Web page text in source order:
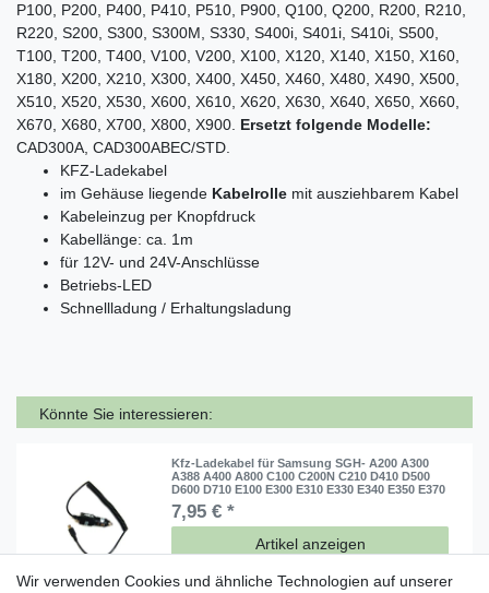
P100, P200, P400, P410, P510, P900, Q100, Q200, R200, R210,
R220, S200, S300, S300M, S330, S400i, S401i, S410i, S500,
T100, T200, T400, V100, V200, X100, X120, X140, X150, X160,
X180, X200, X210, X300, X400, X450, X460, X480, X490, X500,
X510, X520, X530, X600, X610, X620, X630, X640, X650, X660,
X670, X680, X700, X800, X900. Ersetzt folgende Modelle:
CAD300A, CAD300ABEC/STD.
KFZ-Ladekabel
im Gehäuse liegende Kabelrolle mit ausziehbarem Kabel
Kabeleinzug per Knopfdruck
Kabellänge: ca. 1m
für 12V- und 24V-Anschlüsse
Betriebs-LED
Schnellladung / Erhaltungsladung
Könnte Sie interessieren:
Kfz-Ladekabel für Samsung SGH- A200 A300
A388 A400 A800 C100 C200N C210 D410 D500
D600 D710 E100 E300 E310 E330 E340 E350 E370
7,95 € *
Artikel anzeigen
Wir verwenden Cookies und ähnliche Technologien auf unserer